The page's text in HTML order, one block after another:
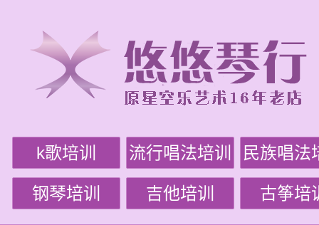
k歌培训 流行唱法培训 民族唱法
钢琴培训 吉他培训 古筝培